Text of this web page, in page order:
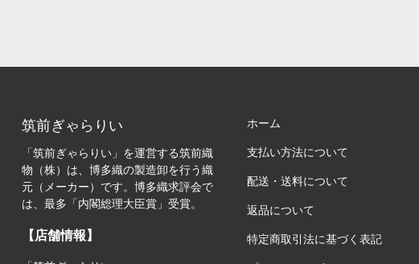
筑前ぎゃらりい
「筑前ぎゃらりい」を運営する筑前織
物（株）は、博多織の製造卸を行う織
元（メーカー）です。博多織求評会で
は、最多「内閣総理大臣賞」受賞。
【店舗情報】
ホーム
支払い方法について
配送・送料について
返品について
特定商取引法に基づく表記